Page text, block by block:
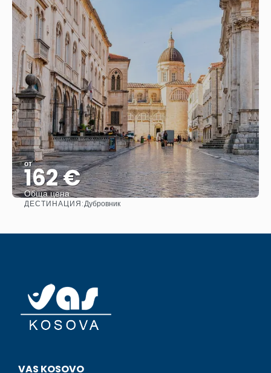
от
162 €
Обща цена
ДЕСТИНАЦИЯ:Дубровник
VAS KOSOVO